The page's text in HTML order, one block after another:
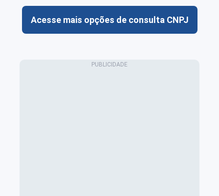
Acesse mais opções de consulta CNPJ